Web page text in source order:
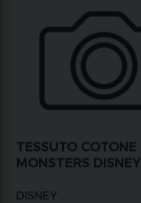
TESSUTO COTONE
MONSTERS DISNEY
DISNEY